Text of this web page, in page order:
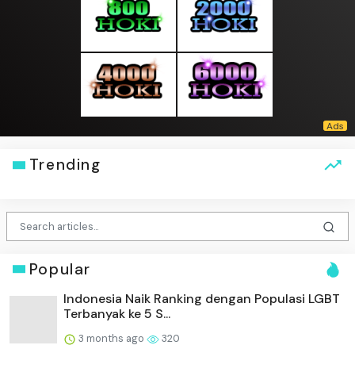
Trending
Popular
Indonesia Naik Ranking dengan Populasi LGBT
Terbanyak ke 5 S...
3 months ago 320